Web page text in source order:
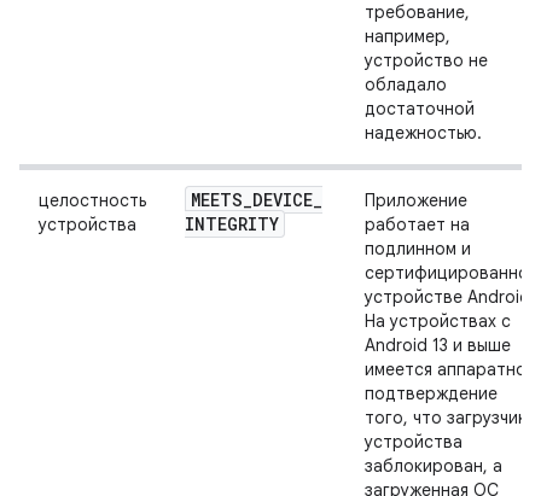
требование,
например,
устройство не
обладало
достаточной
надежностью.
целостность
устройства
MEETS_DEVICE_
INTEGRITY
Приложение
работает на
подлинном и
сертифицированном
устройстве Android.
На устройствах с
Android 13 и выше
имеется аппаратное
подтверждение
того, что загрузчик
устройства
заблокирован, а
загруженная ОС